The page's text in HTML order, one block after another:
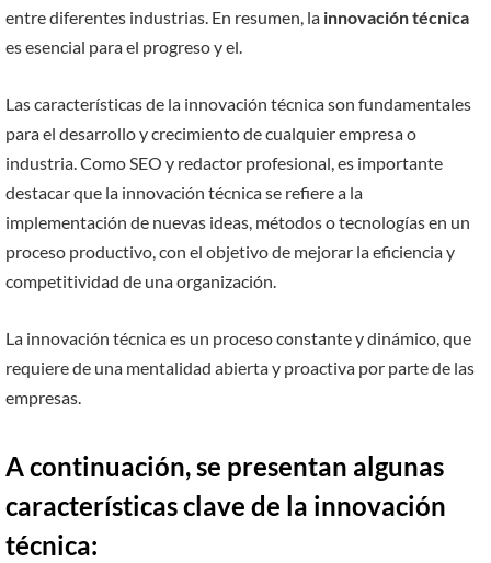
entre diferentes industrias. En resumen, la innovación técnica
es esencial para el progreso y el.
Las características de la innovación técnica son fundamentales
para el desarrollo y crecimiento de cualquier empresa o
industria. Como SEO y redactor profesional, es importante
destacar que la innovación técnica se refiere a la
implementación de nuevas ideas, métodos o tecnologías en un
proceso productivo, con el objetivo de mejorar la eficiencia y
competitividad de una organización.
La innovación técnica es un proceso constante y dinámico, que
requiere de una mentalidad abierta y proactiva por parte de las
empresas.
A continuación, se presentan algunas
características clave de la innovación
técnica: